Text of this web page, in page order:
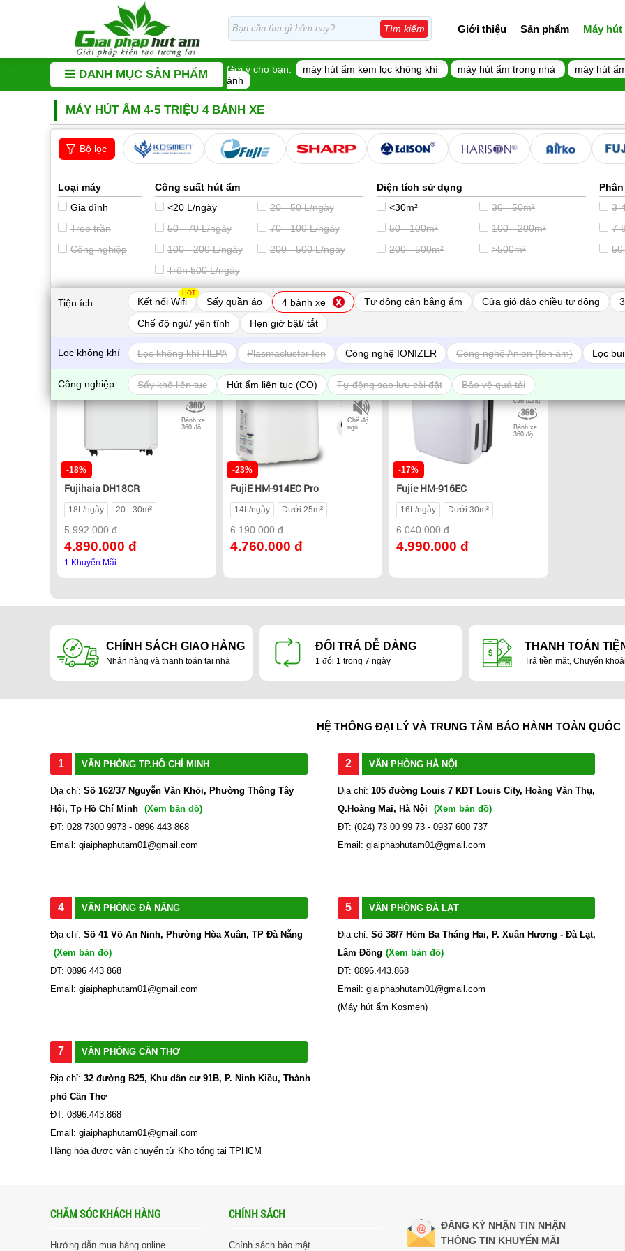
Tìm kiếm Giới thiệu Sản phẩm Máy hút
DANH MỤC SẢN PHẨM Gợi ý cho bạn: máy hút ẩm kèm lọc không khí máy hút ẩm trong nhà
máy hút
ảnh
MÁY HÚT ẨM 4-5 TRIỆU 4 BÁNH XE
Bộ lọc
Loại máy
Gia đình
Treo trần
Công nghiệp
Công suất hút ẩm
<20 L/ngày
20 - 50 L/ngày
50 - 70 L/ngày
70 - 100 L/ngày
100 - 200 L/ngày
200 - 500 L/ngày
Trên 500 L/ngày
Diện tích sử dụng
<30m²
30 - 50m²
50 - 100m²
100 - 200m²
200 - 500m²
>500m²
3-
7-
Tiện ích Kết nối Wifi
HOT
Sấy quần áo 4 bánh xe Tự động cân bằng ẩm Cửa gió đảo chiều tự động
Chế độ ngủ/ yên tĩnh
Hẹn giờ bật/ tắt
Lọc không khí Lọc không khí HEPA Plasmacluster Ion Công nghệ IONIZER Công nghệ Anion (Ion âm) Lọc
Công nghiệp Sấy khô liên tục Hút ẩm liên tục (CO) Tự động sao lưu cài đặt Bảo vệ quá tải
Sấy quần
IONIZER
Bánh xe
360 độ
-18%
Fujihaia DH18CR
18L/ngày 20 - 30m²
5.992.000 đ
4.890.000 đ
1 Khuyến Mãi
Sấy quần
IONIZER
Chế độ
ngủ
-23%
FujiE HM-914EC Pro
14L/ngày Dưới 25m²
Có Wifi
6.190.000 đ
4.760.000 đ
Sấy quần
Tự động
cân bằng
Bánh xe
360 độ
-17%
Fujie HM-916EC
16L/ngày Dưới 30m²
6.040.000 đ
4.990.000 đ
CHÍNH SÁCH GIAO HÀNG
Nhận hàng và thanh toán tại nhà
ĐỔI TRẢ DỄ DÀNG
1 đổi 1 trong 7 ngày
THANH TOÁN
Trả tiền mặt, Chuyển
HỆ THỐNG ĐẠI LÝ VÀ TRUNG TÂM BẢO HÀNH TOÀN QUỐC
1 VĂN PHÒNG TP.HỒ CHÍ MINH
Địa chỉ: Số 162/37 Nguyễn Văn Khối, Phường Thông Tây
Hội, Tp Hồ Chí Minh (Xem bản đồ)
ĐT: 028 7300 9973 - 0896 443 868
Email: giaiphaphutam01@gmail.com
2 VĂN PHÒNG HÀ NỘI
Địa chỉ: 105 đường Louis 7 KĐT Louis City, Hoàng Văn Thụ,
Q.Hoàng Mai, Hà Nội
(Xem bản đồ)
ĐT: (024) 73 00 99 73 - 0937 600 737
Email: giaiphaphutam01@gmail.com
4 VĂN PHÒNG ĐÀ NẴNG
Địa chỉ: Số 41 Võ An Ninh, Phường Hòa Xuân, TP Đà Nẵng
(Xem bản đồ)
ĐT: 0896 443 868
Email: giaiphaphutam01@gmail.com
5 VĂN PHÒNG ĐÀ LẠT
Địa chỉ: Số 38/7 Hẻm Ba Tháng Hai, P. Xuân Hương - Đà Lạt,
Lâm Đồng (Xem bản đồ)
ĐT: 0896.443.868
Email: giaiphaphutam01@gmail.com
(Máy hút ẩm Kosmen)
7 VĂN PHÒNG CẦN THƠ
Địa chỉ: 32 đường B25, Khu dân cư 91B, P. Ninh Kiều, Thành
phố Cần Thơ
ĐT: 0896.443.868
Email: giaiphaphutam01@gmail.com
Hàng hóa được vận chuyển từ Kho tổng tại TPHCM
CHĂM SÓC KHÁCH HÀNG
Hướng dẫn mua hàng online
CHÍNH SÁCH
Chính sách bảo mật
ĐĂNG KÝ NHẬN TIN NHẬN
THÔNG TIN KHUYẾN MÃI